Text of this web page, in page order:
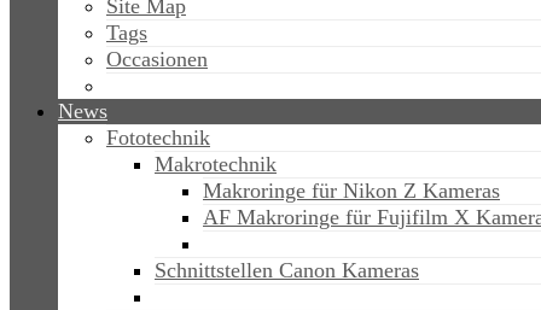
Site Map
Tags
Occasionen
News
Fototechnik
Makrotechnik
Makroringe für Nikon Z Kameras
AF Makroringe für Fujifilm X
Schnittstellen Canon Kameras